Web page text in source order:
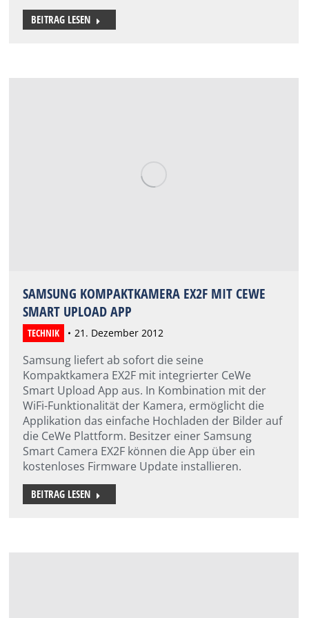
BEITRAG LESEN
SAMSUNG KOMPAKTKAMERA EX2F MIT CEWE
SMART UPLOAD APP
TECHNIK 21. Dezember 2012
Samsung liefert ab sofort die seine
Kompaktkamera EX2F mit integrierter CeWe
Smart Upload App aus. In Kombination mit der
WiFi-Funktionalität der Kamera, ermöglicht die
Applikation das einfache Hochladen der Bilder auf
die CeWe Plattform. Besitzer einer Samsung
Smart Camera EX2F können die App über ein
kostenloses Firmware Update installieren.
BEITRAG LESEN